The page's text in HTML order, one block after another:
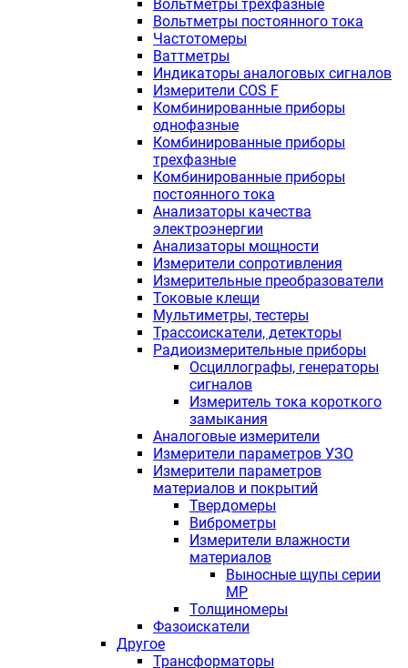
Вольтметры трехфазные
Вольтметры постоянного тока
Частотомеры
Ваттметры
Индикаторы аналоговых сигналов
Измерители COS F
Комбинированные приборы
однофазные
Комбинированные приборы
трехфазные
Комбинированные приборы
постоянного тока
Анализаторы качества
электроэнергии
Анализаторы мощности
Измерители сопротивления
Измерительные преобразователи
Токовые клещи
Мультиметры, тестеры
Трассоискатели, детекторы
Радиоизмерительные приборы
Осциллографы, генераторы
сигналов
Измеритель тока короткого
замыкания
Аналоговые измерители
Измерители параметров УЗО
Измерители параметров
материалов и покрытий
Твердомеры
Виброметры
Измерители влажности
материалов
Выносные щупы серии
МР
Толщиномеры
Фазоискатели
Другое
Трансформаторы